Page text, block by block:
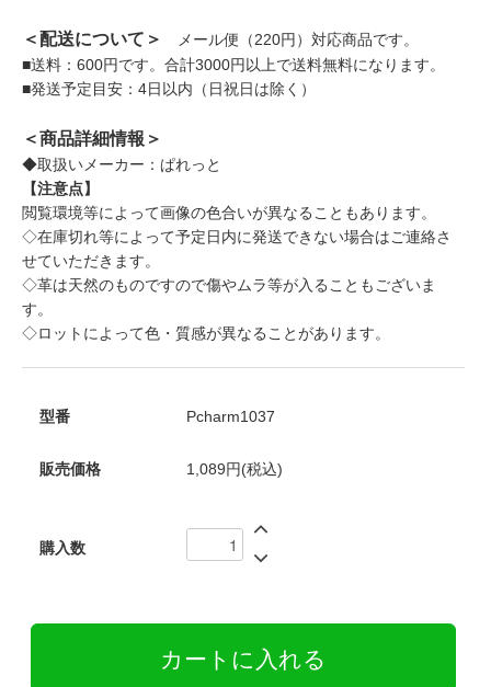
＜配送について＞
メール便（220円）対応商品です。
■送料：600円です。合計3000円以上で送料無料になります。
■発送予定目安：4日以内（日祝日は除く）
＜商品詳細情報＞
◆取扱いメーカー：ぱれっと
【注意点】
閲覧環境等によって画像の色合いが異なることもあります。
◇在庫切れ等によって予定日内に発送できない場合はご連絡さ
せていただきます。
◇革は天然のものですので傷やムラ等が入ることもございま
す。
◇ロットによって色・質感が異なることがあります。
型番 Pcharm1037
販売価格 1,089円(税込)
購入数